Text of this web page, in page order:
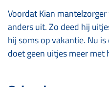
Voordat Kian
anders uit. Zo deed hij
hij soms op vakantie. Nu
doet geen uitjes meer met